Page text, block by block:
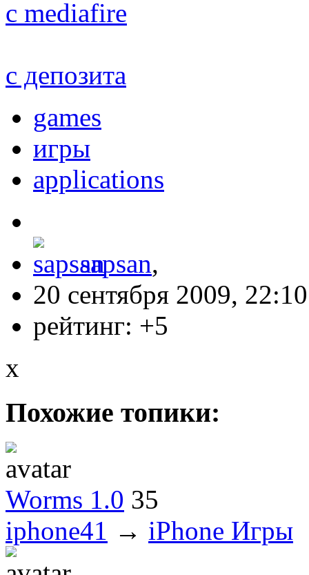
с mediafire
с депозита
games
игры
applications
sapsan,
20 сентября 2009, 22:10
рейтинг: +5
x
Похожие топики:
Worms 1.0 35
iphone41 → iPhone Игры